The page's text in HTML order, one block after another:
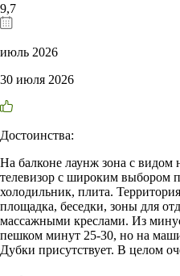
9,7
июль 2026
30 июля 2026
Достоинства:
На балконе лаунж зона с видом
телевизор с широким выбором
холодильник, плита.
площадка, беседки, зоны для
массажными креслами. Из
пешком минут 25-30, но на
Дубки присутствует. В целом